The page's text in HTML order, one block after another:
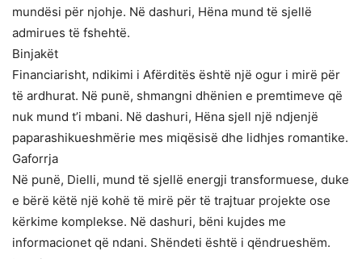
mundësi për njohje. Në dashuri, Hëna mund të sjellë
admirues të fshehtë.
Binjakët
Financiarisht, ndikimi i Afërditës është një ogur i mirë për
të ardhurat. Në punë, shmangni dhënien e premtimeve që
nuk mund t’i mbani. Në dashuri, Hëna sjell një ndjenjë
paparashikueshmërie mes miqësisë dhe lidhjes romantike.
Gaforrja
Në punë, Dielli, mund të sjellë energji transformuese, duke
e bërë këtë një kohë të mirë për të trajtuar projekte ose
kërkime komplekse. Në dashuri, bëni kujdes me
informacionet që ndani. Shëndeti është i qëndrueshëm.